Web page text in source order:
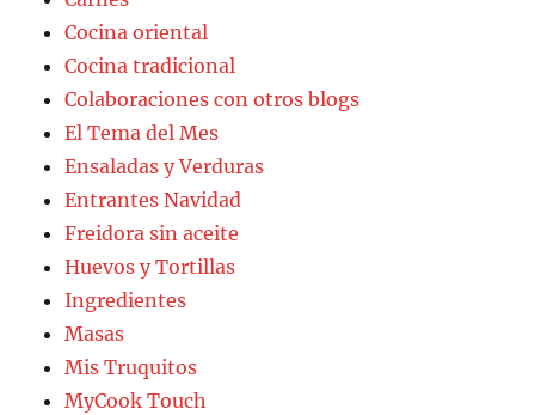
Cocina oriental
Cocina tradicional
Colaboraciones con otros blogs
El Tema del Mes
Ensaladas y Verduras
Entrantes Navidad
Freidora sin aceite
Huevos y Tortillas
Ingredientes
Masas
Mis Truquitos
MyCook Touch